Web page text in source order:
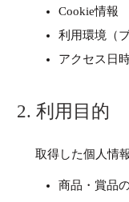
Cookie情報
利用環境（
アクセス日
2. 利用目的
取得した個人情
商品・賞品